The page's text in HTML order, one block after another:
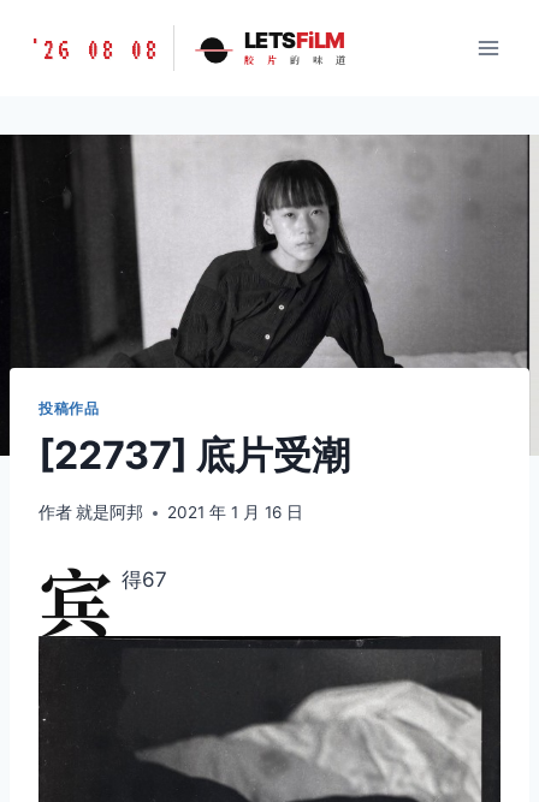
胶
味
LETSFILM
'26 08 08 LETSFiLM
胶 片 的 味 道
投稿作品
[22737] 底片受潮
作者就是阿邦 2021 年 1 月 16 日
宾 得67